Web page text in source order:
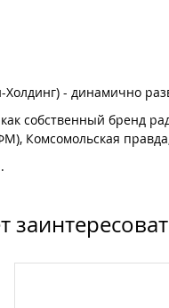
- динамично
собственный бренд
Комсомольская